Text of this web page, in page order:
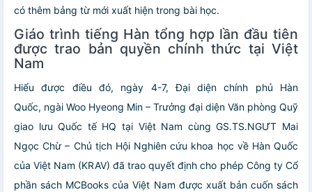
có thêm bảng từ mới xuất hiện trong bài học.
Giáo trình tiếng Hàn tổng hợp lần đầu tiên
được trao bản quyền chính thức tại Việt
Nam
Hiểu được điều đó, ngày 4-7, Đại diện chính phủ Hàn
Quốc, ngài Woo Hyeong Min – Trưởng đại diện Văn phòng Quỹ
giao lưu Quốc tế HQ tại Việt Nam cùng GS.TS.NGƯT Mai
Ngọc Chừ – Chủ tịch Hội Nghiên cứu khoa học về Hàn Quốc
của Việt Nam (KRAV) đã trao quyết định cho phép Công ty Cổ
phần sách MCBooks của Việt Nam được xuất bản cuốn sách